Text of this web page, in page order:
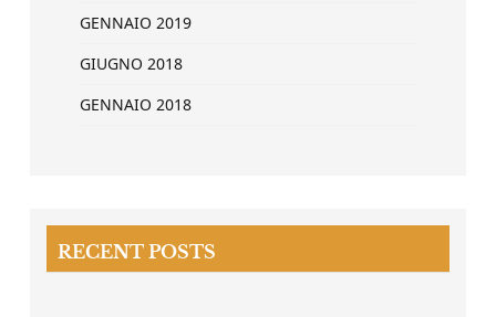
GENNAIO 2019
GIUGNO 2018
GENNAIO 2018
RECENT POSTS